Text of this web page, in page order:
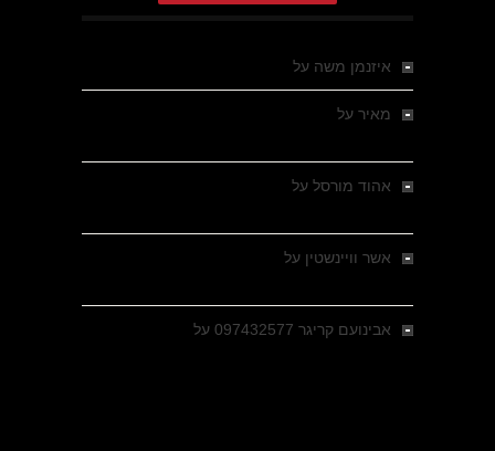
איזנמן משה על
מאיר על
אהוד מורסל על
אשר וויינשטין על
אבינועם קריגר 097432577 על